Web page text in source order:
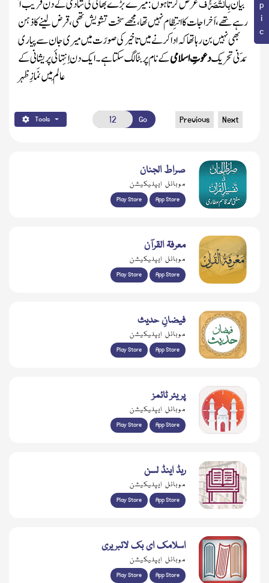
بیان
عرض کرتا ہوں : میرے بڑے بھائی کی شادی کے دن قریب آ
رہے تھے، اَخراجات کا انتِظام نہیں تھا، مجھے سخت تشویش تھی، قرض لینے کا ذہن
بھی نہیں بن رہا تھا کہ ادا کرنے میں تاخیر کی صورَت میں میری جان سے پیاری
مَدَنی تحریکدعوتِ اسلامیکے نام پر بٹّا لگ سکتا ہے ۔ ایک دن اِنتِہائی پریشانی کے
عالَم میں نَمازِ ظہر
Tools Go Previous Next
صراط الجنان
موبائل ایپلیکیشن
Play Store App Store
معرفۃ القرآن
موبائل ایپلیکیشن
Play Store App Store
فیضانِ حدیث
موبائل ایپلیکیشن
Play Store App Store
پریئر ٹائمز
موبائل ایپلیکیشن
Play Store App Store
ریڈ اینڈ لسن
موبائل ایپلیکیشن
Play Store App Store
اسلامک ای بک لائبریری
موبائل ایپلیکیشن
Play Store App Store